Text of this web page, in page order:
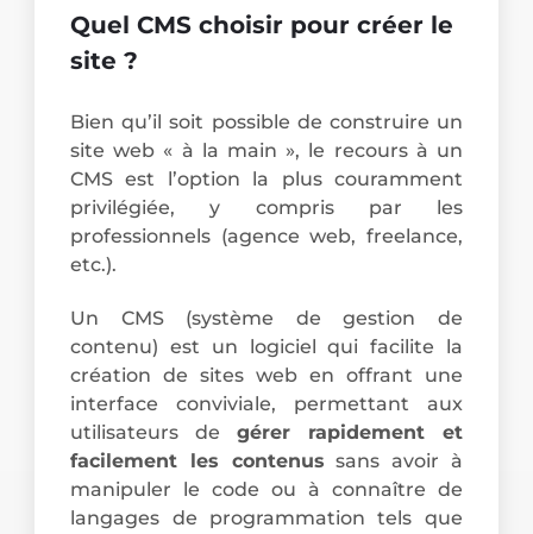
Quel CMS choisir pour créer le
site ?
Bien qu’il soit possible de construire un
site web « à la main », le recours à un
CMS est l’option la plus couramment
privilégiée, y compris par les
professionnels (agence web, freelance,
etc.).
Un CMS (système de gestion de
contenu) est un logiciel qui facilite la
création de sites web en offrant une
interface conviviale, permettant aux
utilisateurs de gérer rapidement et
facilement les contenus sans avoir à
manipuler le code ou à connaître de
langages de programmation tels que